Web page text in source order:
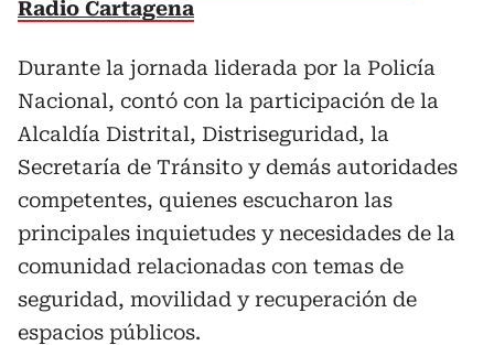
Radio Cartagena
Durante la jornada liderada por la Policía
Nacional, contó con la participación de la
Alcaldía Distrital, Distriseguridad, la
Secretaría de Tránsito y demás autoridades
competentes, quienes escucharon las
principales inquietudes y necesidades de la
comunidad relacionadas con temas de
seguridad, movilidad y recuperación de
espacios públicos.